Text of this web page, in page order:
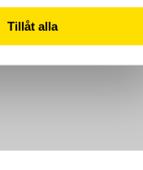
Tillåt alla
Om Oss